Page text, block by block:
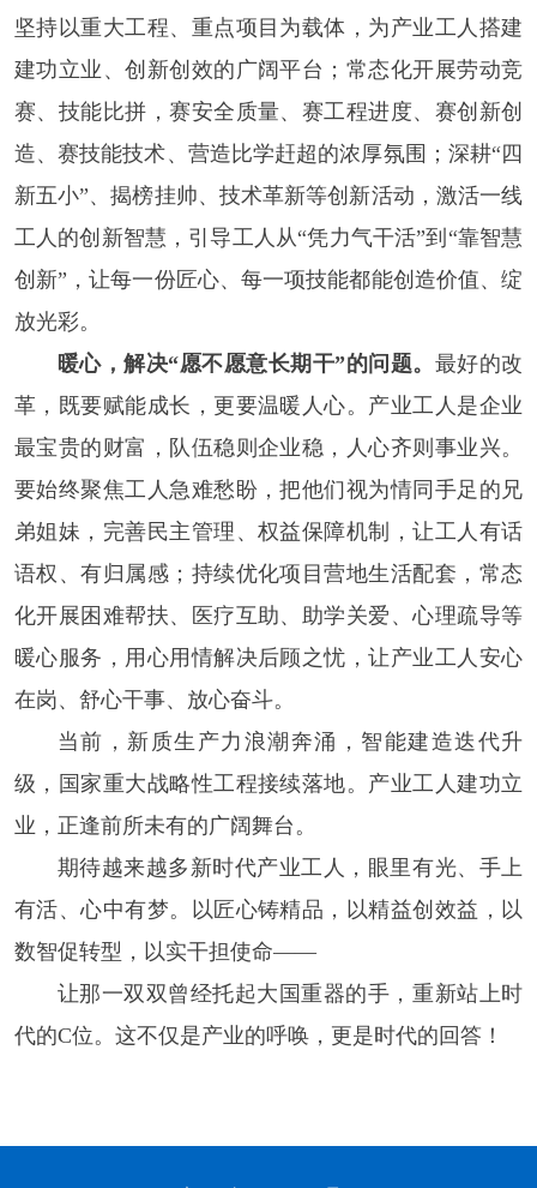
坚持以重大工程、重点项目为载体，为产业工人搭建
建功立业、创新创效的广阔平台；常态化开展劳动竞
赛、技能比拼，赛安全质量、赛工程进度、赛创新创
造、赛技能技术、营造比学赶超的浓厚氛围；深耕“四
新五小”、揭榜挂帅、技术革新等创新活动，激活一线
工人的创新智慧，引导工人从“凭力气干活”到“靠智慧
创新”，让每一份匠心、每一项技能都能创造价值、绽
放光彩。
暖心，解决“愿不愿意长期干”的问题。 最好的改
革，既要赋能成长，更要温暖人心。产业工人是企业
最宝贵的财富，队伍稳则企业稳，人心齐则事业兴。
要始终聚焦工人急难愁盼，把他们视为情同手足的兄
弟姐妹，完善民主管理、权益保障机制，让工人有话
语权、有归属感；持续优化项目营地生活配套，常态
化开展困难帮扶、医疗互助、助学关爱、心理疏导等
暖心服务，用心用情解决后顾之忧，让产业工人安心
在岗、舒心干事、放心奋斗。
当前，新质生产力浪潮奔涌，智能建造迭代升
级，国家重大战略性工程接续落地。产业工人建功立
业，正逢前所未有的广阔舞台。
期待越来越多新时代产业工人，眼里有光、手上
有活、心中有梦。以匠心铸精品，以精益创效益，以
数智促转型，以实干担使命——
让那一双双曾经托起大国重器的手，重新站上时
代的C位。这不仅是产业的呼唤，更是时代的回答！